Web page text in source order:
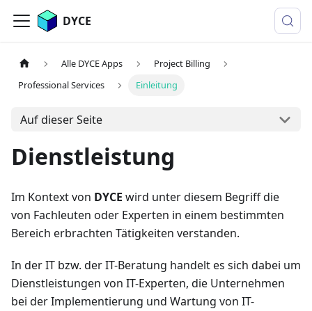
DYCE
Alle DYCE Apps
Project Billing
Professional Services
Einleitung
Auf dieser Seite
Dienstleistung
Im Kontext von DYCE wird unter diesem Begriff die
von Fachleuten oder Experten in einem bestimmten
Bereich erbrachten Tätigkeiten verstanden.
In der IT bzw. der IT-Beratung handelt es sich dabei um
Dienstleistungen von IT-Experten, die Unternehmen
bei der Implementierung und Wartung von IT-